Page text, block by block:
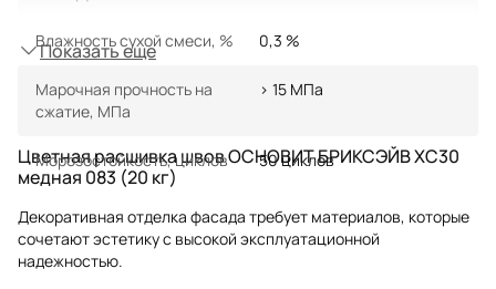
Влажность сухой смеси, % 0,3 %
Марочная прочность на
сжатие, МПа
> 15 МПа
Морозостойкость, циклов 50 циклов
Показать еще
Цветная расшивка швов ОСНОВИТ БРИКСЭЙВ XC30
медная 083 (20 кг)
Декоративная отделка фасада требует материалов, которые
сочетают эстетику с высокой эксплуатационной
надежностью.